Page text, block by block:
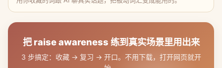
把 raise awareness 练到真实场景里用出来
3 步搞定：收藏 → 复习 → 开口。不用下载，打开网页就开